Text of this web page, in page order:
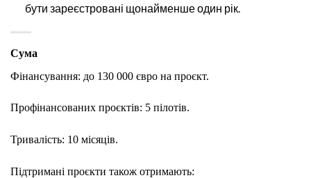
бути зареєстровані щонайменше один рік.
Сума
Фінансування: до 130 000 євро на проєкт.
Профінансованих проєктів: 5 пілотів.
Тривалість: 10 місяців.
Підтримані проєкти також отримають: